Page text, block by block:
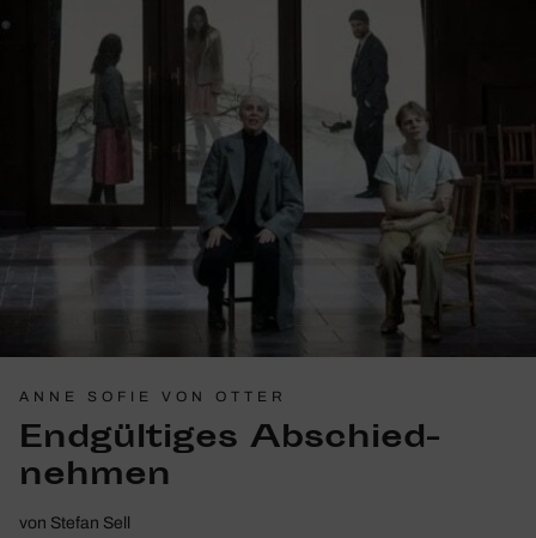
ANNE SOFIE VON OTTER
Endgül­tiges Abschied­
nehmen
von Stefan Sell